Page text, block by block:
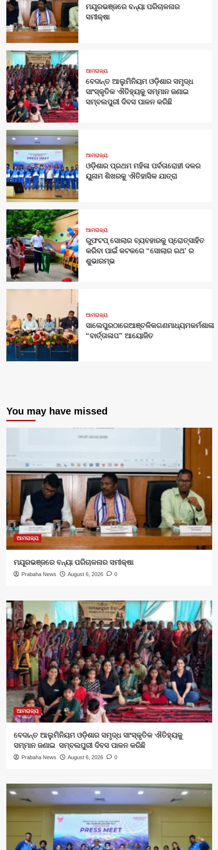
ମୟୂରଭଞ୍ଜରେ ବନ୍ୟା ପରିଚାଳନାର
ସମୀକ୍ଷା
ଆମରାଜ୍ୟ
ବେଦାନ୍ତ ଆଲୁମିନିୟମ ଓଡ଼ିଶାର ସମୃଦ୍ଧ
ସାଂସ୍କୃତିକ ଐତିହ୍ୟକୁ ସମ୍ମାନ ଜଣାଇ
ସମ୍ବଲପୁରୀ ଦିବସ ପାଳନ କରିଛି
ଆମରାଜ୍ୟ
ଓଡ଼ିଶାର ପ୍ରଥମ ମହିଳା ପର୍ବତାରୋହୀ ଦଳର
ୟୁନାମ ଶିଖରକୁ ଐତିହାସିକ ଯାତ୍ରା
ଆମରାଜ୍ୟ
ରୁଫଟପ୍ ସୋଲାର ବ୍ୟବହାରକୁ ପ୍ରୋତ୍ସାହିତ
କରିବା ପାଇଁ କଟକରେ “ସୋଲାର ରଥ’ ର
ଶୁଭାରମ୍ଭ
ଆମରାଜ୍ୟ
ସାଲେପୁରଠାରେଆଞ୍ଚଳିକଗଣମାଧ୍ୟମକର୍ମଶାଳା
“ବାର୍ତ୍ତାଳାପ” ଆୟୋଜିତ
You may have missed
ଆମରାଜ୍ୟ
ମୟୂରଭଞ୍ଜରେ ବନ୍ୟା ପରିଚାଳନାର ସମୀକ୍ଷା
Prabaha News August 6, 2026 0
ଆମରାଜ୍ୟ
ବେଦାନ୍ତ ଆଲୁମିନିୟମ ଓଡ଼ିଶାର ସମୃଦ୍ଧ ସାଂସ୍କୃତିକ ଐତିହ୍ୟକୁ
ସମ୍ମାନ ଜଣାଇ ସମ୍ବଲପୁରୀ ଦିବସ ପାଳନ କରିଛି
Prabaha News August 6, 2026 0